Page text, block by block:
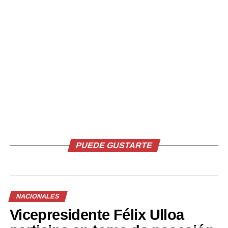
PUEDE GUSTARTE
NACIONALES
Vicepresidente Félix Ulloa